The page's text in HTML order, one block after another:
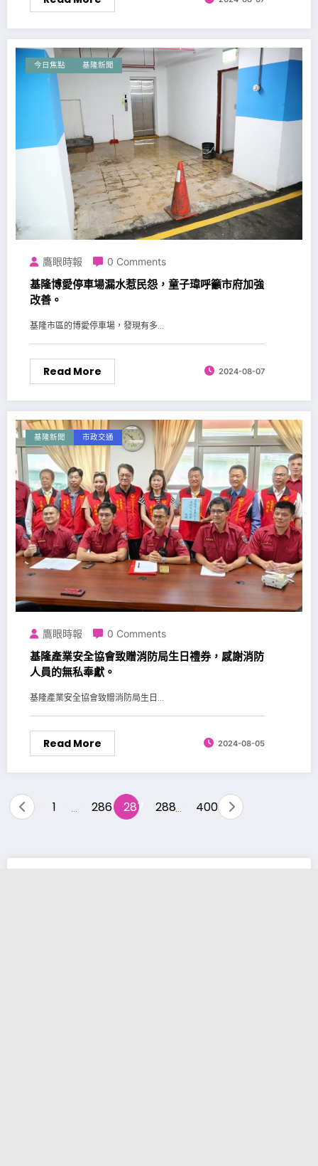
今日焦點 基隆新聞
鷹眼時報 0 Comments
基隆博愛停車場漏水惹民怨，童子瑋呼籲市府加強
改善。
基隆市區的博愛停車場，發現有多...
Read More 2024-08-07
基隆新聞 市政交通
鷹眼時報 0 Comments
基隆產業安全協會致贈消防局生日禮券，感謝消防
人員的無私奉獻。
基隆產業安全協會致贈消防局生日...
Read More 2024-08-05
文
1 286 287 288... 400